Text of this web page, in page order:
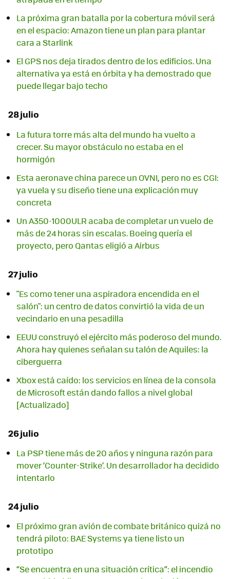
La próxima gran batalla por la cobertura móvil será
en el espacio: Amazon tiene un plan para plantar
cara a Starlink
El GPS nos deja tirados dentro de los edificios. Una
alternativa ya está en órbita y ha demostrado que
puede llegar bajo techo
28 julio
La futura torre más alta del mundo ha vuelto a
crecer. Su mayor obstáculo no estaba en el
hormigón
Esta aeronave china parece un OVNI, pero no es CGI:
ya vuela y su diseño tiene una explicación muy
concreta
Un A350-1000ULR acaba de completar un vuelo de
más de 24 horas sin escalas. Boeing quería el
proyecto, pero Qantas eligió a Airbus
27 julio
"Es como tener una aspiradora encendida en el
salón": un centro de datos convirtió la vida de un
vecindario en una pesadilla
EEUU construyó el ejército más poderoso del mundo.
Ahora hay quienes señalan su talón de Aquiles: la
ciberguerra
Xbox está caído: los servicios en línea de la consola
de Microsoft están dando fallos a nivel global
[Actualizado]
26 julio
La PSP tiene más de 20 años y ninguna razón para
mover ‘Counter-Strike’. Un desarrollador ha decidido
intentarlo
24 julio
El próximo gran avión de combate británico quizá no
tendrá piloto: BAE Systems ya tiene listo un
prototipo
“Se encuentra en una situación crítica”: el incendio